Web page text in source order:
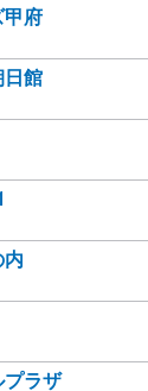
府
館
ラザ